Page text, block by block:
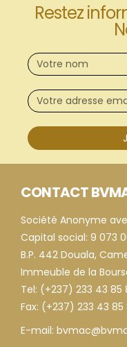
Restez
CONTACT
Société Anonyme
Capital social: 9 073
B.P. 442 Douala,
Immeuble de la
Tel: (+237) 233 43 85
Fax: (+237) 233 43 85
E-mail: